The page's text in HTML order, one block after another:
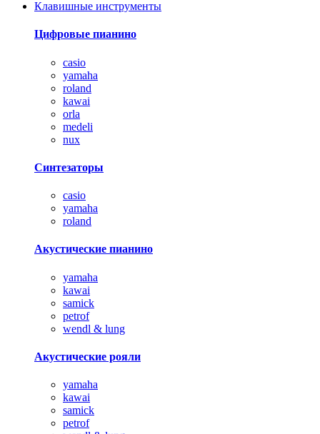
Клавишные инструменты
Цифровые пианино
casio
yamaha
roland
kawai
orla
medeli
nux
Синтезаторы
casio
yamaha
roland
Акустические пианино
yamaha
kawai
samick
petrof
wendl & lung
Акустические рояли
yamaha
kawai
samick
petrof